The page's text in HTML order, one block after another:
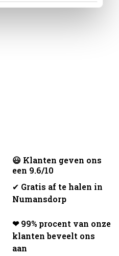
😃 Klanten geven ons
een 9.6/10
✔ Gratis af te halen in
Numansdorp
❤ 99% procent van onze
klanten beveelt ons
aan